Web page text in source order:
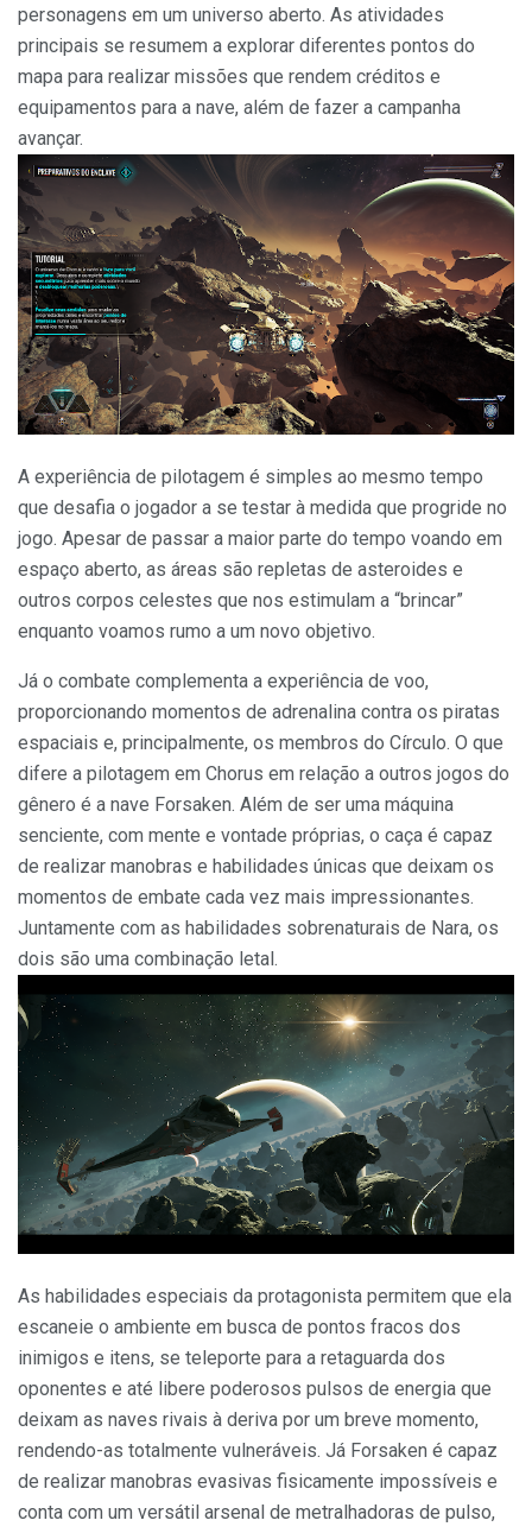
personagens em um universo aberto. As atividades
principais se resumem a explorar diferentes pontos do
mapa para realizar missões que rendem créditos e
equipamentos para a nave, além de fazer a campanha
avançar.
A experiência de pilotagem é simples ao mesmo tempo
que desafia o jogador a se testar à medida que progride no
jogo. Apesar de passar a maior parte do tempo voando em
espaço aberto, as áreas são repletas de asteroides e
outros corpos celestes que nos estimulam a “brincar”
enquanto voamos rumo a um novo objetivo.
Já o combate complementa a experiência de voo,
proporcionando momentos de adrenalina contra os piratas
espaciais e, principalmente, os membros do Círculo. O que
difere a pilotagem em Chorus em relação a outros jogos do
gênero é a nave Forsaken. Além de ser uma máquina
senciente, com mente e vontade próprias, o caça é capaz
de realizar manobras e habilidades únicas que deixam os
momentos de embate cada vez mais impressionantes.
Juntamente com as habilidades sobrenaturais de Nara, os
dois são uma combinação letal.
As habilidades especiais da protagonista permitem que ela
escaneie o ambiente em busca de pontos fracos dos
inimigos e itens, se teleporte para a retaguarda dos
oponentes e até libere poderosos pulsos de energia que
deixam as naves rivais à deriva por um breve momento,
rendendo-as totalmente vulneráveis. Já Forsaken é capaz
de realizar manobras evasivas fisicamente impossíveis e
conta com um versátil arsenal de metralhadoras de pulso,